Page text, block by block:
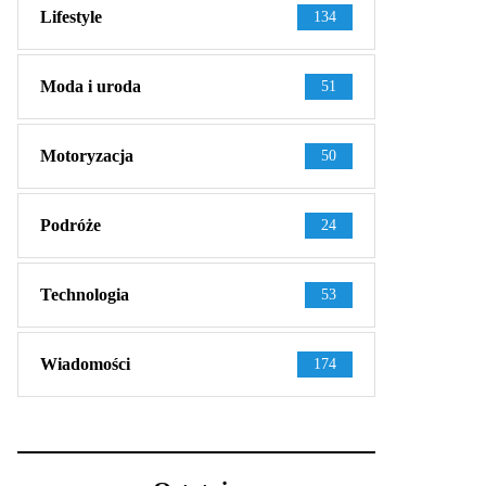
Lifestyle 134
Moda i uroda 51
Motoryzacja 50
Podróże 24
Technologia 53
Wiadomości 174